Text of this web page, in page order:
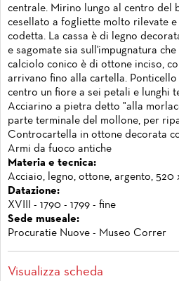
centrale. Mirino lungo al centro del
cesellato a fogliette molto rilevate e
codetta. La cassa è di legno
e sagomate sia sull'impugnatura
calciolo conico è di ottone inciso,
arrivano fino alla cartella. Ponticello
centro un fiore a sei petali e lunghi
Acciarino a pietra detto "alla
parte terminale del mollone, per
Controcartella in ottone decorata
Armi da fuoco antiche
Materia e tecnica:
Acciaio, legno, ottone, argento, 520
Datazione:
XVIII - 1790 - 1799 - fine
Sede museale:
Procuratie Nuove - Museo Correr
Visualizza scheda